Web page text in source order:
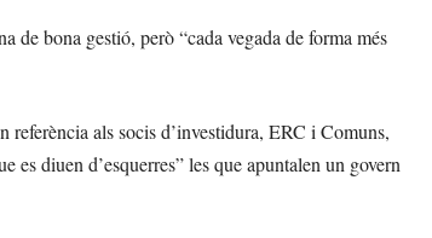
de bona gestió, però “cada vegada de forma més
referència als socis d’investidura, ERC i Comuns,
es diuen d’esquerres” les que apuntalen un govern